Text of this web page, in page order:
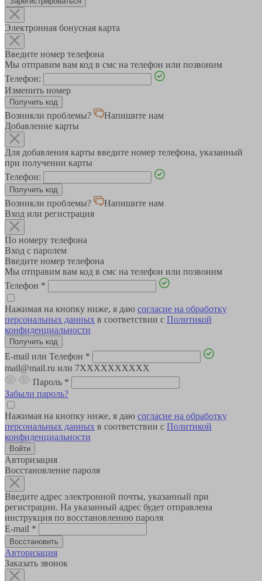
Электронная бонусная карта
Введите номер телефона
Мы отправим вам код в смс на телефон или позвоним
Телефон:
Изменить номер
Возникли проблемы?
Напишите нам
Добавление карты
Для добавления карты введите номер телефона, указанный
при получении карты
Телефон:
Возникли проблемы?
Напишите нам
Вход или регистрация
По номеру телефона
Вход с паролем
Введите номер телефона
Мы отправим вам код в смс на телефон или позвоним
Телефон *
Нажимая на кнопку ниже, я даю согласие на обработку
персональных данных в соответствии с Политикой
конфиденциальности
E-mail или Телефон *
mail@mail.ru или 7XXXXXXXXXX
Пароль *
Забыли пароль?
Нажимая на кнопку ниже, я даю согласие на обработку
персональных данных в соответствии с Политикой
конфиденциальности
Авторизация
Восстановление пароля
Введите адрес электронной почты, указанный при
регистрации. На указанный адрес будет отправлена
инструкция по восстановлению пароля
E-mail *
Авторизация
Заказать звонок